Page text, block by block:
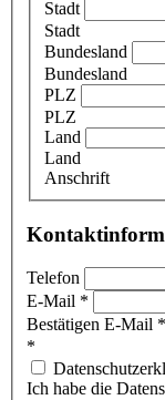
Stadt
Stadt
Bundesland
Bundesland
PLZ
PLZ
Land
Land
Anschrift
Telefon
E-Mail *
Bestätigen E-Mail *
*
Ich habe die